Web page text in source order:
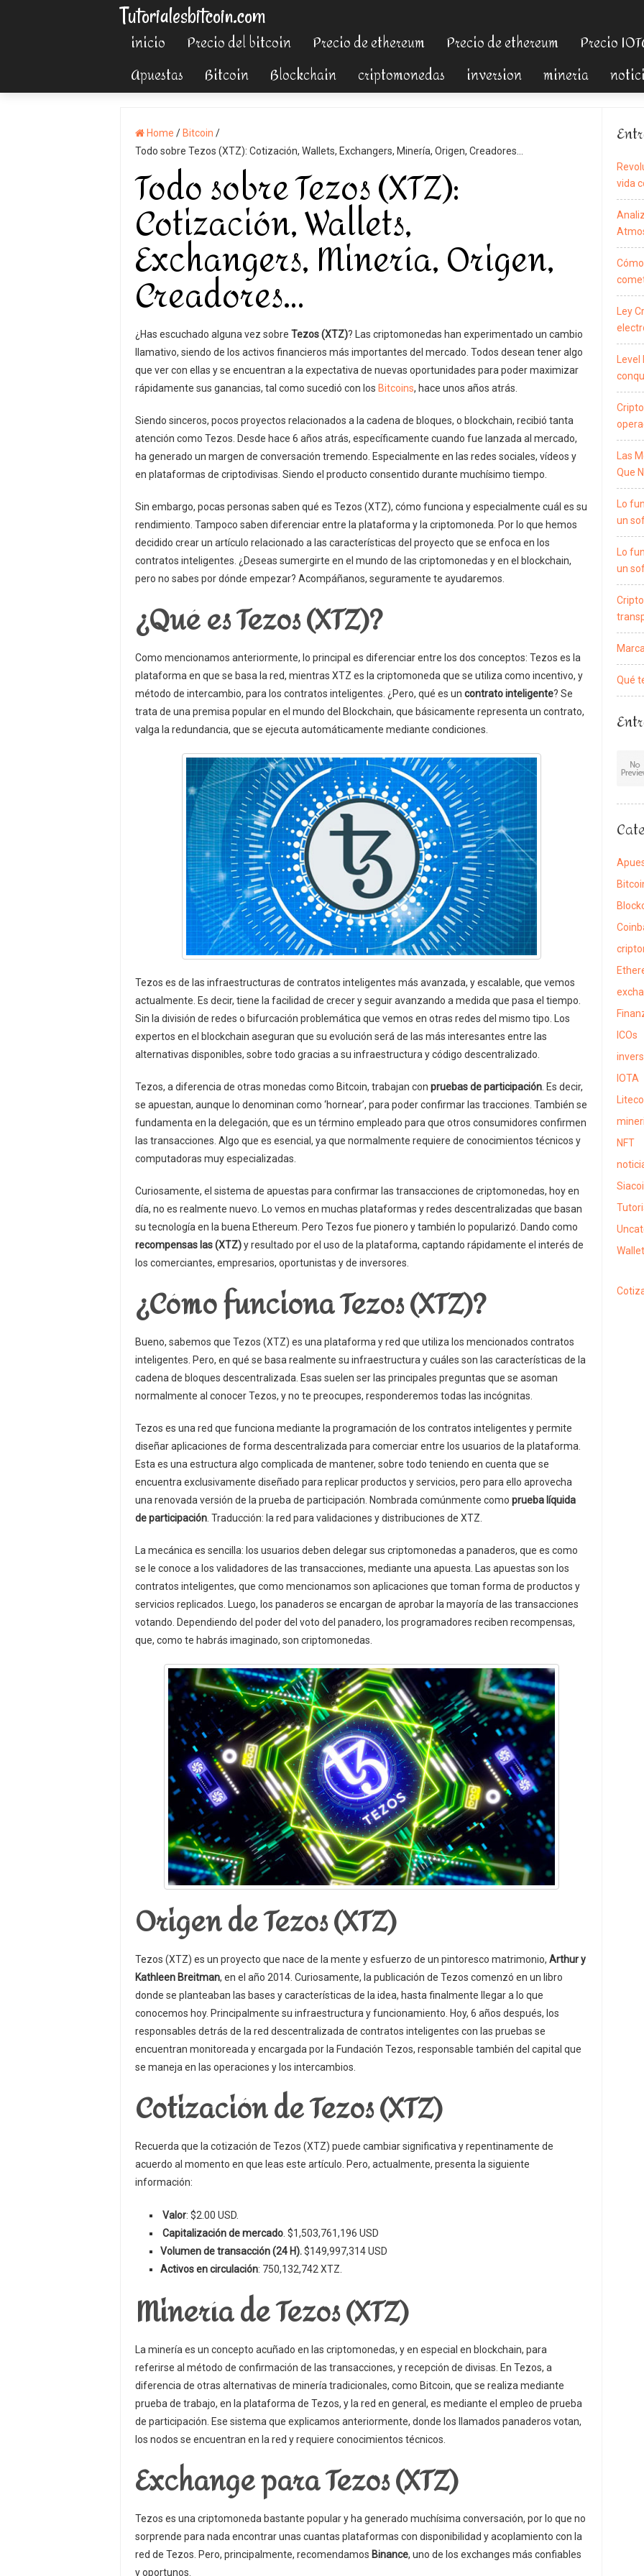
Tutorialesbitcoin.com
inicio Precio del bitcoin Precio de ethereum Precio de ethereum Precio
Apuestas
Bitcoin Blockchain criptomonedas inversion mineria
Home / Bitcoin /
Todo sobre Tezos (XTZ): Cotización, Wallets, Exchangers, Minería, Origen, Creadores…
Todo sobre Tezos (XTZ):
Cotización, Wallets,
Exchangers, Minería, Origen,
Creadores…
¿Has escuchado alguna vez sobre Tezos (XTZ)? Las criptomonedas han experimentado un cambio
llamativo, siendo de los activos financieros más importantes del mercado. Todos desean tener algo
que ver con ellas y se encuentran a la expectativa de nuevas oportunidades para poder maximizar
rápidamente sus ganancias, tal como sucedió con los Bitcoins, hace unos años atrás.
Siendo sinceros, pocos proyectos relacionados a la cadena de bloques, o blockchain, recibió tanta
atención como Tezos. Desde hace 6 años atrás, específicamente cuando fue lanzada al mercado,
ha generado un margen de conversación tremendo. Especialmente en las redes sociales, vídeos y
en plataformas de criptodivisas. Siendo el producto consentido durante muchísimo tiempo.
Sin embargo, pocas personas saben qué es Tezos (XTZ), cómo funciona y especialmente cuál es su
rendimiento. Tampoco saben diferenciar entre la plataforma y la criptomoneda. Por lo que hemos
decidido crear un artículo relacionado a las características del proyecto que se enfoca en los
contratos inteligentes. ¿Deseas sumergirte en el mundo de las criptomonedas y en el blockchain,
pero no sabes por dónde empezar? Acompáñanos, seguramente te ayudaremos.
¿Qué es Tezos (XTZ)?
Como mencionamos anteriormente, lo principal es diferenciar entre los dos conceptos: Tezos es la
plataforma en que se basa la red, mientras XTZ es la criptomoneda que se utiliza como incentivo, y
método de intercambio, para los contratos inteligentes. ¿Pero, qué es un contrato inteligente? Se
trata de una premisa popular en el mundo del Blockchain, que básicamente representa un contrato,
valga la redundancia, que se ejecuta automáticamente mediante condiciones.
Tezos es de las infraestructuras de contratos inteligentes más avanzada, y escalable, que vemos
actualmente. Es decir, tiene la facilidad de crecer y seguir avanzando a medida que pasa el tiempo.
Sin la división de redes o bifurcación problemática que vemos en otras redes del mismo tipo. Los
expertos en el blockchain aseguran que su evolución será de las más interesantes entre las
alternativas disponibles, sobre todo gracias a su infraestructura y código descentralizado.
Tezos, a diferencia de otras monedas como Bitcoin, trabajan con pruebas de participación . Es decir,
se apuestan, aunque lo denominan como ‘hornear’, para poder confirmar las tracciones. También se
fundamenta en la delegación, que es un término empleado para que otros consumidores confirmen
las transacciones. Algo que es esencial, ya que normalmente requiere de conocimientos técnicos y
computadoras muy especializadas.
Curiosamente, el sistema de apuestas para confirmar las transacciones de criptomonedas, hoy en
día, no es realmente nuevo. Lo vemos en muchas plataformas y redes descentralizadas que basan
su tecnología en la buena Ethereum. Pero Tezos fue pionero y también lo popularizó. Dando como
recompensas las (XTZ)y resultado por el uso de la plataforma, captando rápidamente el interés de
los comerciantes, empresarios, oportunistas y de inversores.
¿Cómo funciona Tezos (XTZ)?
Bueno, sabemos que Tezos (XTZ) es una plataforma y red que utiliza los mencionados contratos
inteligentes. Pero, en qué se basa realmente su infraestructura y cuáles son las características de la
cadena de bloques descentralizada. Esas suelen ser las principales preguntas que se asoman
normalmente al conocer Tezos, y no te preocupes, responderemos todas las incógnitas.
Tezos es una red que funciona mediante la programación de los contratos inteligentes y permite
diseñar aplicaciones de forma descentralizada para comerciar entre los usuarios de la plataforma.
Esta es una estructura algo complicada de mantener, sobre todo teniendo en cuenta que se
encuentra exclusivamente diseñado para replicar productos y servicios, pero para ello aprovecha
una renovada versión de la prueba de participación. Nombrada comúnmente como prueba líquida
de participación . Traducción: la red para validaciones y distribuciones de XTZ.
La mecánica es sencilla: los usuarios deben delegar sus criptomonedas a panaderos, que es como
se le conoce a los validadores de las transacciones, mediante una apuesta. Las apuestas son los
contratos inteligentes, que como mencionamos son aplicaciones que toman forma de productos y
servicios replicados. Luego, los panaderos se encargan de aprobar la mayoría de las transacciones
votando. Dependiendo del poder del voto del panadero, los programadores reciben recompensas,
que, como te habrás imaginado, son criptomonedas.
Origen de Tezos (XTZ)
Tezos (XTZ) es un proyecto que nace de la mente y esfuerzo de un pintoresco matrimonio, Arthur y
Kathleen Breitman, en el año 2014. Curiosamente, la publicación de Tezos comenzó en un libro
donde se planteaban las bases y características de la idea, hasta finalmente llegar a lo que
conocemos hoy. Principalmente su infraestructura y funcionamiento. Hoy, 6 años después, los
responsables detrás de la red descentralizada de contratos inteligentes con las pruebas se
encuentran monitoreada y encargada por la Fundación Tezos, responsable también del capital que
se maneja en las operaciones y los intercambios.
Cotización de Tezos (XTZ)
Recuerda que la cotización de Tezos (XTZ) puede cambiar significativa y repentinamente de
acuerdo al momento en que leas este artículo. Pero, actualmente, presenta la siguiente
información:
Valor: $2.00 USD.
Capitalización de mercado. $1,503,761,196 USD
Volumen de transacción (24 H).$149,997,314 USD
Activos en circulación: 750,132,742 XTZ.
Minería de Tezos (XTZ)
La minería es un concepto acuñado en las criptomonedas, y en especial en blockchain, para
referirse al método de confirmación de las transacciones, y recepción de divisas. En Tezos, a
diferencia de otras alternativas de minería tradicionales, como Bitcoin, que se realiza mediante
prueba de trabajo, en la plataforma de Tezos, y la red en general, es mediante el empleo de prueba
de participación. Ese sistema que explicamos anteriormente, donde los llamados panaderos votan,
los nodos se encuentran en la red y requiere conocimientos técnicos.
Exchange para Tezos (XTZ)
Tezos es una criptomoneda bastante popular y ha generado muchísima conversación, por lo que no
sorprende para nada encontrar unas cuantas plataformas con disponibilidad y acoplamiento con la
red de Tezos. Pero, principalmente, recomendamos Binance, uno de los exchanges más confiables
y oportunos.
vida
Ley
Las
Que
Lo
un
Lo
un
Qué
ICOs
IOTA
NFT